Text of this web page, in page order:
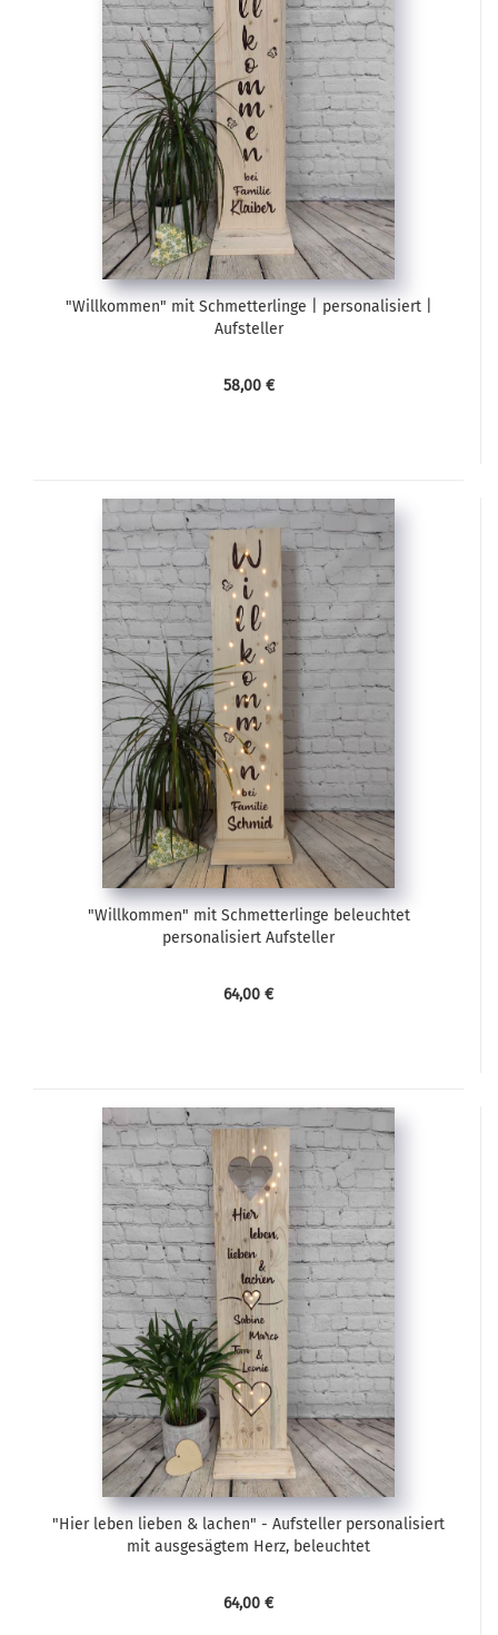
"Willkommen" mit Schmetterlinge | personalisiert |
Aufsteller
58,00 €
"Willkommen" mit Schmetterlinge beleuchtet
personalisiert Aufsteller
64,00 €
"Hier leben lieben & lachen" - Aufsteller personalisiert
mit ausgesägtem Herz, beleuchtet
64,00 €